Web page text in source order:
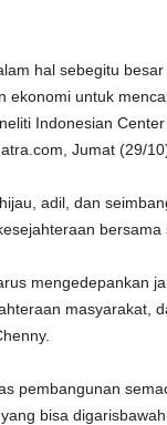
hal sebegitu
ekonomi untuk
Indonesian
Jumat (29/
adil, dan
mengedepankan
masyarakat,
pembangunan
bisa